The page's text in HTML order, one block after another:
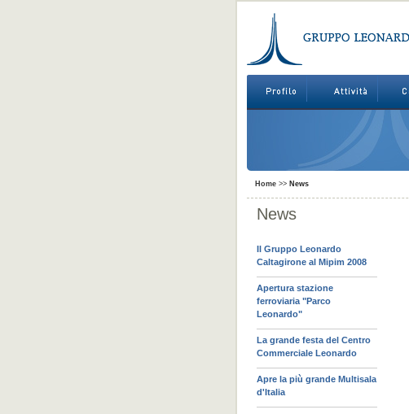
Home>> News
News
Il Gruppo Leonardo
Caltagirone al Mipim 2008
Apertura stazione
ferroviaria "Parco
Leonardo"
La grande festa del Centro
Commerciale Leonardo
Apre la più grande Multisala
d'Italia